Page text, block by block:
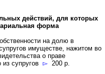
действий, для которых
форма
на долю в
имуществе, нажитом во
о праве
из супругов ▻ 200 р.